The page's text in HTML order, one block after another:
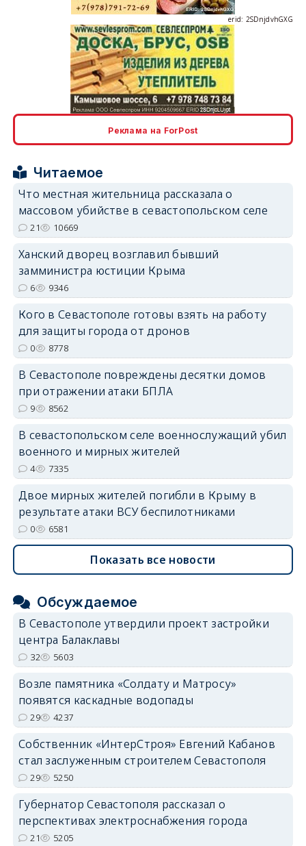
erid: 2SDnjdvhGXG
erid: 2SDnjcLUypt
erid: 2SDnjdPjgYS
erid: 2SDnjdvhGXG
Реклама на ForPost
Читаемое
Что местная жительница рассказала о
массовом убийстве в севастопольском селе
21 10669
Ханский дворец возглавил бывший
замминистра юстиции Крыма
6 9346
Кого в Севастополе готовы взять на работу
для защиты города от дронов
0 8778
В Севастополе повреждены десятки домов
при отражении атаки БПЛА
9 8562
В севастопольском селе военнослужащий убил
военного и мирных жителей
4 7335
Двое мирных жителей погибли в Крыму в
результате атаки ВСУ беспилотниками
0 6581
Показать все новости
Обсуждаемое
В Севастополе утвердили проект застройки
центра Балаклавы
32 5603
Возле памятника «Солдату и Матросу»
появятся каскадные водопады
29 4237
Собственник «ИнтерСтроя» Евгений Кабанов
стал заслуженным строителем Севастополя
29 5250
Губернатор Севастополя рассказал о
перспективах электроснабжения города
21 5205